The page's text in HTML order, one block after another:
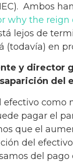
Ambos
why the reign
lejos de
(todavía) en
y director
del
efectivo como
pagar el
que el
del
del